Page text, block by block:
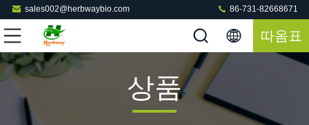
sales002@herbwaybio.com 86-731-82668671
따옴표
상품